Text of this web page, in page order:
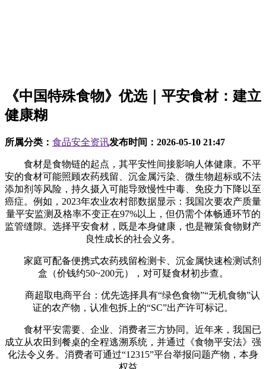
《中国特殊食物》优选｜平安食材：建立
健康糊
所属分类： 食品安全资讯发布时间： 2026-05-10 21:47
食材是食物链的起点，其平安性间接影响人体健康。不平
安的食材可能照顾农药残留、沉金属污染、微生物超标或不法
添加剂等风险，持久摄入可能导致慢性中毒、免疫力下降以至
癌症。例如，2023年农业农村部数据显示：我国次要农产质量
量平安监测及格率不变正在97%以上，但仍需个体畅通环节的
监管缝隙。选择平安食材，既是本身健康，也是鞭策食物财产
良性成长的社会义务。
家庭可配备便携式农药残留检测卡、沉金属快速检测试剂
盒（价钱约50~200元），对可疑食材初步查。
商超取电商平台：优先选择具有“绿色食物”“无机食物”认
证的农产物，认准包拆上的“SC”出产许可标记。
食材平安需要、企业、消费者三方协同。近年来，我国已
成立从农田到餐桌的全程逃溯系统，并通过《食物平安法》强
化法令义务。消费者可通过“12315”平台举报问题产物，本身
权益。